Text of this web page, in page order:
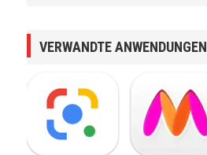
VERWANDTE ANWENDUNGEN